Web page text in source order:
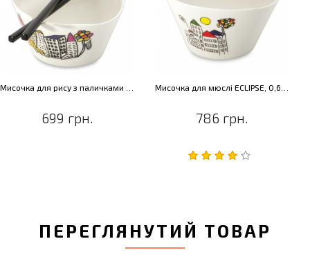
699 грн. 786 грн.
ПЕРЕГЛЯНУТИЙ ТОВАР